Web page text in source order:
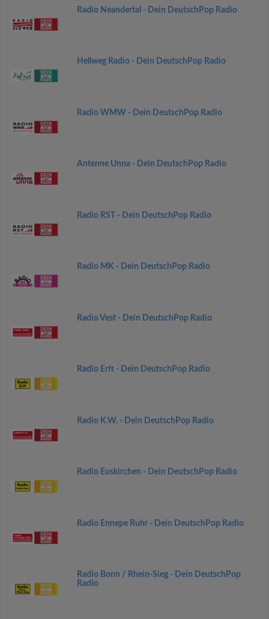
Radio Neandertal - Dein DeutschPop Radio
Hellweg Radio - Dein DeutschPop Radio
Radio WMW - Dein DeutschPop Radio
Antenne Unna - Dein DeutschPop Radio
Radio RST - Dein DeutschPop Radio
Radio MK - Dein DeutschPop Radio
Radio Vest - Dein DeutschPop Radio
Radio Erft - Dein DeutschPop Radio
Radio K.W. - Dein DeutschPop Radio
Radio Euskirchen - Dein DeutschPop Radio
Radio Ennepe Ruhr - Dein DeutschPop Radio
Radio Bonn / Rhein-Sieg - Dein DeutschPop
Radio